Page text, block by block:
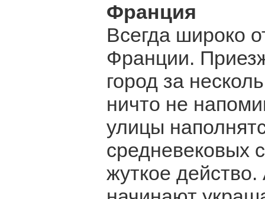
Франция
Всегда широко
Франции.
город за
ничто не
улицы
средневековых
жуткое